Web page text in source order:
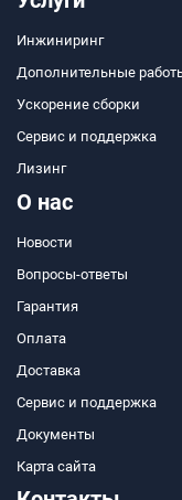
Инжиниринг
Дополнительные
Ускорение сборки
Сервис и поддержка
Лизинг
О нас
Новости
Вопросы-ответы
Гарантия
Оплата
Доставка
Сервис и поддержка
Документы
Карта сайта